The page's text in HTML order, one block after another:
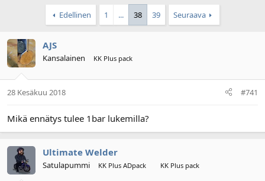
e
t
j
u
a
i
t
a
j
a
s
ä
i
ä
m
r
ä
s
t
t
Edellinen 1 ... 38 39 Seuraava
AJS
Kansalainen KK Plus pack
28 Kesäkuu 2018 #741
Mikä ennätys tulee 1bar lukemilla?
Ultimate Welder
Satulapummi KK Plus ADpack KK Plus pack